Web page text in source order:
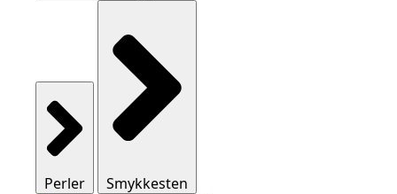
Perler Smykkesten